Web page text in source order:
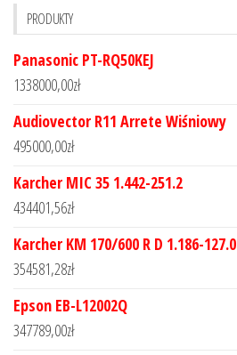
PRODUKTY
Panasonic PT-RQ50KEJ
1338000,00zł
Audiovector R11 Arrete Wiśniowy
495000,00zł
Karcher MIC 35 1.442-251.2
434401,56zł
Karcher KM 170/600 R D 1.186-127.0
354581,28zł
Epson EB-L12002Q
347789,00zł